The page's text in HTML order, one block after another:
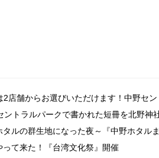
2店舗からお選びいただけます！中野セ
ントラルパークで書かれた短冊を北野神
ルの群生地になった夜～『中野ホタル
て来た！『台湾文化祭』開催